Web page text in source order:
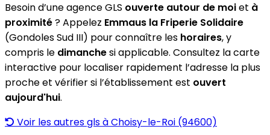
Besoin d’une agence GLS ouverte autour de moiet à
proximité? Appelez Emmaus la Friperie Solidaire
(Gondoles Sud III) pour connaître les horaires, y
compris le dimanchesi applicable. Consultez la carte
interactive pour localiser rapidement l’adresse la plus
proche et vérifier si l’établissement est ouvert
aujourd'hui.
Voir les autres gls à Choisy-le-Roi (94600)